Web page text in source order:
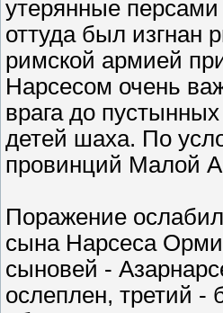
утерянные
оттуда был изгнан
римской армией
Нарсесом очень
врага до
детей шаха. По
провинций Малой
Поражение
сына Нарсеса
сыновей -
ослеплен, третий